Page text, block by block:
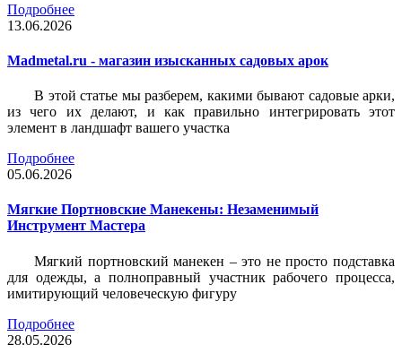
Подробнее
13.06.2026
Madmetal.ru - магазин изысканных садовых арок
В этой статье мы разберем, какими бывают садовые арки,
из чего их делают, и как правильно интегрировать этот
элемент в ландшафт вашего участка
Подробнее
05.06.2026
Мягкие Портновские Манекены: Незаменимый
Инструмент Мастера
Мягкий портновский манекен – это не просто подставка
для одежды, а полноправный участник рабочего процесса,
имитирующий человеческую фигуру
Подробнее
28.05.2026